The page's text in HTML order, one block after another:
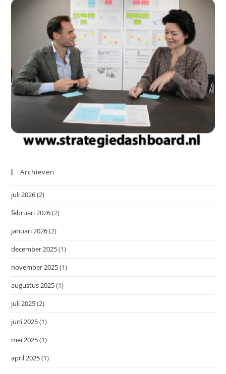
Archieven
juli 2026(2)
februari 2026(2)
januari 2026(2)
december 2025(1)
november 2025(1)
augustus 2025(1)
juli 2025(2)
juni 2025(1)
mei 2025(1)
april 2025(1)